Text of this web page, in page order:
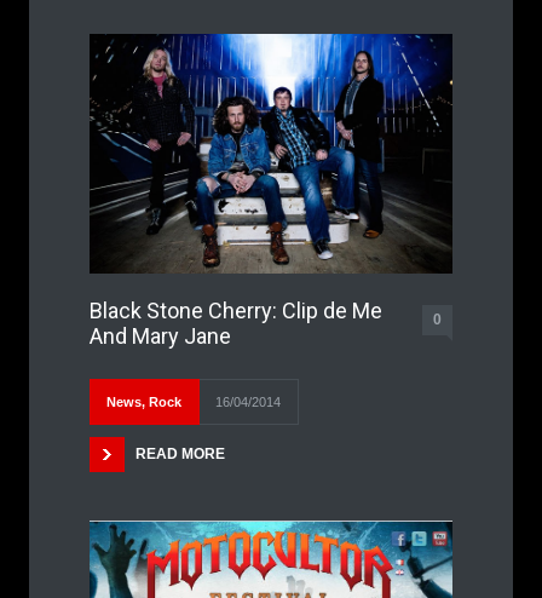
Black Stone Cherry: Clip de Me
And Mary Jane
0
News, Rock 16/04/2014
READ MORE